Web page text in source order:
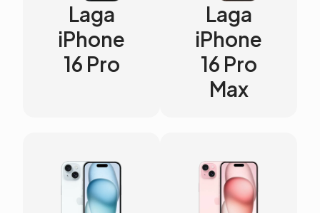
Laga
iPhone
16 Pro
Laga
iPhone
16 Pro
Max